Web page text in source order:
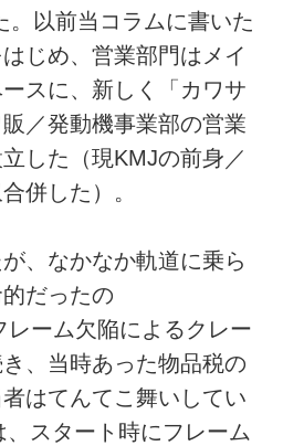
。以前当コラムに書いた
じめ、営業部門はメイ
スに、新しく「カワサ
／発動機事業部の営業
した（現KMJの前身／
併した）。
、なかなか軌道に乗ら
だったの
レーム欠陥によるクレー
、当時あった物品税の
はてんてこ舞いしてい
スタート時にフレーム